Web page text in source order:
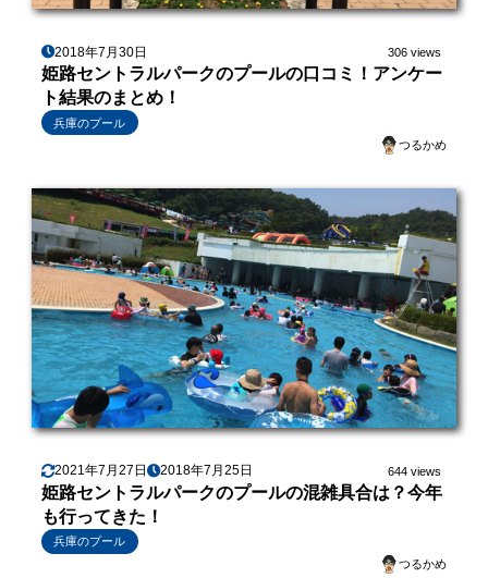
2018年7月30日 306 views
姫路セントラルパークのプールの口コミ！アンケー
ト結果のまとめ！
兵庫のプール
つるかめ
2021年7月27日 2018年7月25日 644 views
姫路セントラルパークのプールの混雑具合は？今年
も行ってきた！
兵庫のプール
つるかめ